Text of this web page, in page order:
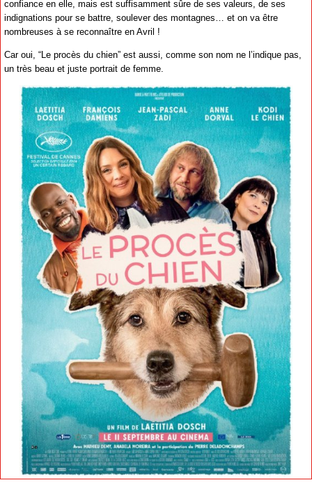
confiance en elle, mais est suffisamment sûre de ses valeurs, de ses
indignations pour se battre, soulever des montagnes… et on va être
nombreuses à se reconnaître en Avril !
Car oui, “Le procès du chien” est aussi, comme son nom ne l’indique pas,
un très beau et juste portrait de femme.